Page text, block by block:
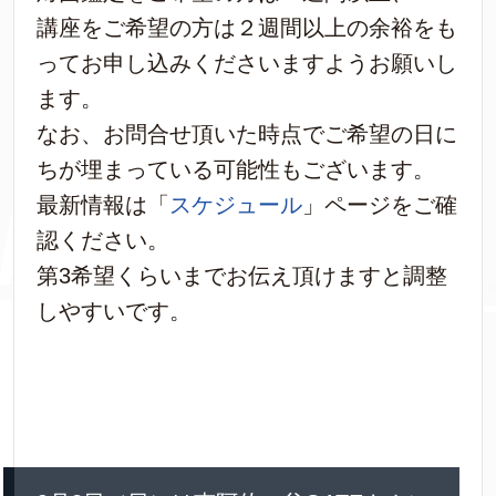
講座をご希望の方は２週間以上の余裕をも
ってお申し込みくださいますようお願いし
ます。
なお、お問合せ頂いた時点でご希望の日に
ちが埋まっている可能性もございます。
最新情報は「 スケジュール 」ページをご確
認ください。
第3希望くらいまでお伝え頂けますと調整
しやすいです。